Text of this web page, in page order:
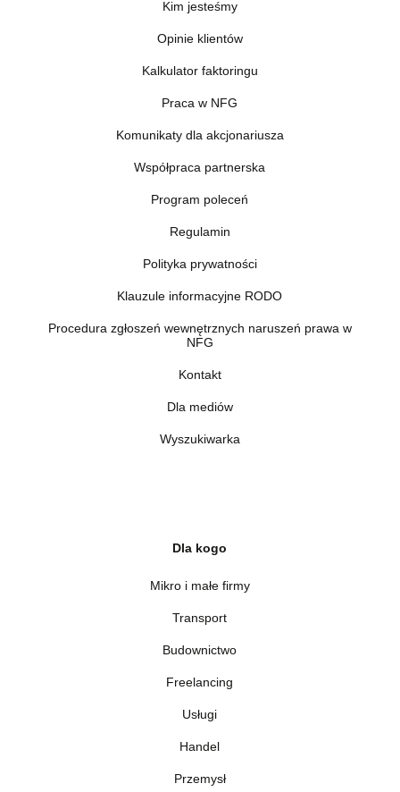
Kim jesteśmy
Opinie klientów
Kalkulator faktoringu
Praca w NFG
Komunikaty dla akcjonariusza
Współpraca partnerska
Program poleceń
Regulamin
Polityka prywatności
Klauzule informacyjne RODO
Procedura zgłoszeń wewnętrznych naruszeń prawa w
NFG
Kontakt
Dla mediów
Wyszukiwarka
Dla kogo
Mikro i małe firmy
Transport
Budownictwo
Freelancing
Usługi
Handel
Przemysł